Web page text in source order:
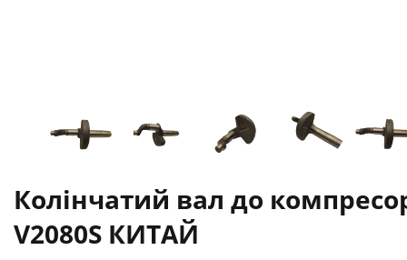
Колінчатий вал до
V2080S КИТАЙ